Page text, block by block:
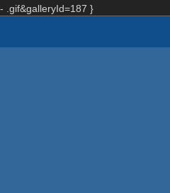
.gif&galleryId=187 }